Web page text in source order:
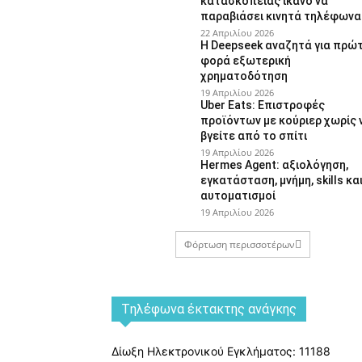
παραβιάσει κινητά τηλέφωνα
22 Απριλίου 2026
Η Deepseek αναζητά για
φορά εξωτερική
χρηματοδότηση
19 Απριλίου 2026
Uber Eats: Επιστροφές
προϊόντων με κούριερ χωρίς
βγείτε από το σπίτι
19 Απριλίου 2026
Hermes Agent: αξιολόγηση,
εγκατάσταση, μνήμη, skills και
αυτοματισμοί
19 Απριλίου 2026
Φόρτωση περισσοτέρων
Tηλέφωνα έκτακτης ανάγκης
Δίωξη Ηλεκτρονικού Εγκλήματος: 11188